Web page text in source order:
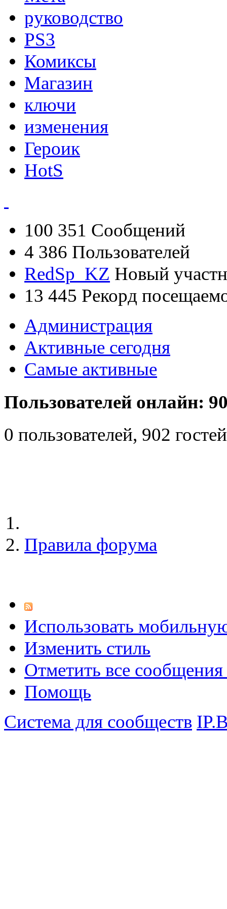
руководство
PS3
Комиксы
Магазин
ключи
изменения
Героик
HotS
100 351 Сообщений
4 386 Пользователей
RedSp_KZ Новый
13 445 Рекорд
Администрация
Активные сегодня
Самые активные
Пользователей онлайн:
0 пользователей, 902
Правила форума
Использовать
Изменить стиль
Отметить все
Помощь
Система для сообществ